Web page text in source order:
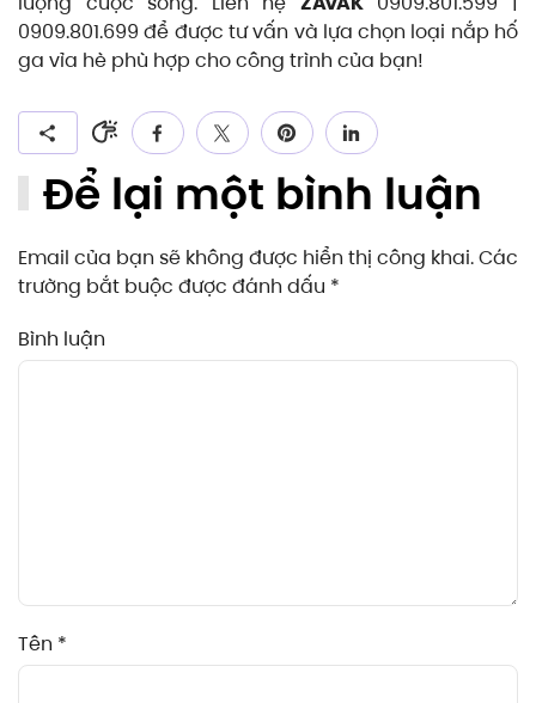
0909.801.699 để được tư vấn và lựa chọn loại nắp hố
ga vỉa hè phù hợp cho công trình của bạn!
Để lại một bình luận
Email của bạn sẽ không được hiển thị công khai. Các
trường bắt buộc được đánh dấu *
Bình luận
Tên *